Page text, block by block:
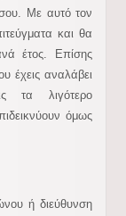
Με αυτό τον
και θα
έτος. Επίσης
έχεις αναλάβει
τα λιγότερο
όμως
ή διεύθυνση